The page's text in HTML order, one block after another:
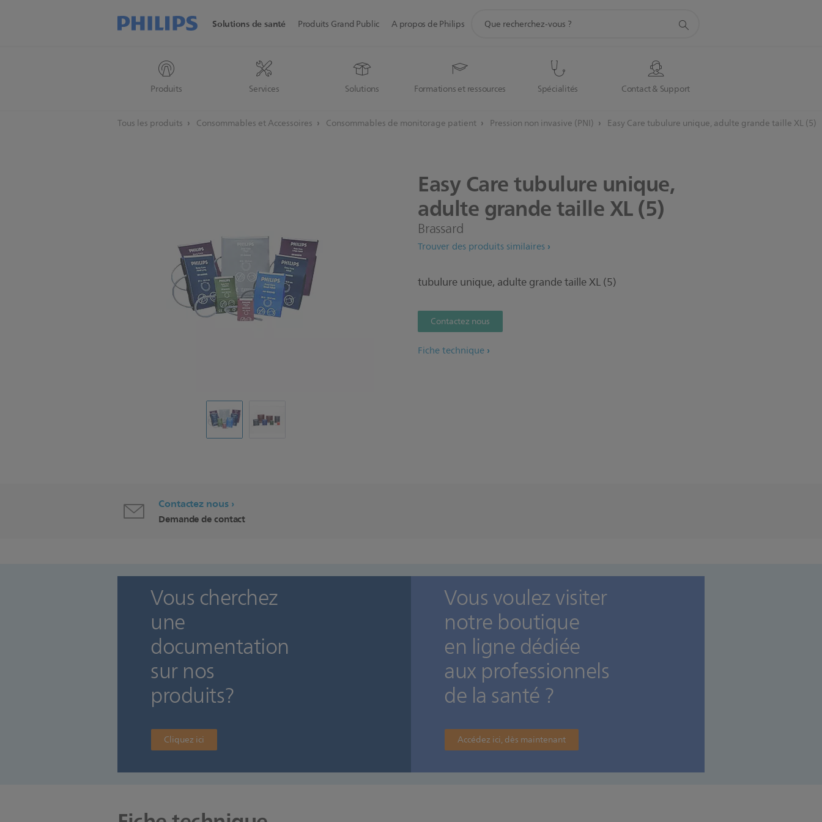
Solutions de santé
Produits Services Solutions Formations et ressources Spécialités Contact & Support
Produits Grand Public A propos de Philips
Tous les produits Consommables et Accessoires Consommables de monitorage patient Pression non invasive (PNI) Easy Care tubulure unique, adulte grande taille XL (5)
EasyCaretubulureunique,
adultegrandetailleXL(5)
Brassard
Trouver des produits similaires
tubulure unique, adulte grande taille XL (5)
Contactez nous
Fiche technique
Contactez nous
Demande de contact
Vous cherchez
une
documentation
sur nos
produits?
Cliquez ici
Vous voulez visiter
notre boutique
en ligne dédiée
aux professionnels
de la santé ?
Accédez ici, dès maintenant